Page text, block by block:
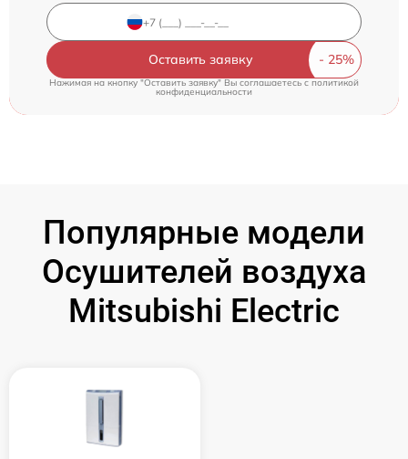
Оставить заявку
Нажимая на кнопку "Оставить заявку" Вы соглашаетесь c политикой
конфиденциальности
Популярные модели
Осушителей воздуха
Mitsubishi Electric